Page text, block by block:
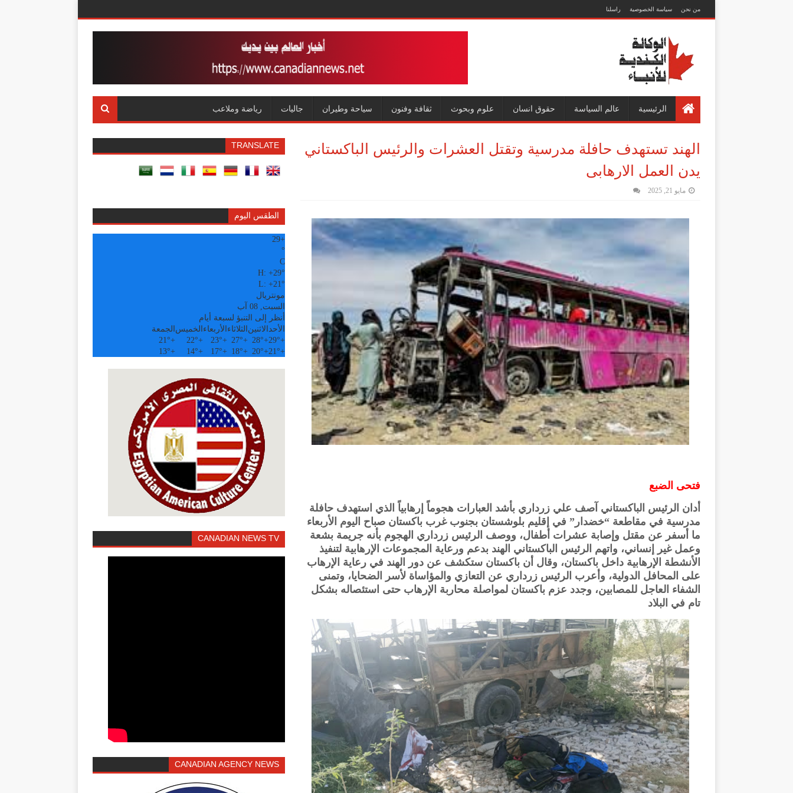
من نحن سياسة الخصوصية راسلنا
الرئيسية عالم السياسة حقوق انسان علوم وبحوث ثقافة وفنون سياحة وطيران جاليات رياضة وملاعب
الهند تستهدف حافلة مدرسية وتقتل العشرات والرئيس الباكستاني
يدن العمل الارهابى
مايو 21, 2025
فتحى الضبع
أدان الرئيس الباكستاني آصف علي زرداري بأشد العبارات هجوماً إرهابياً الذي استهدف حافلة
مدرسية في مقاطعة “خضدار” في إقليم بلوشستان بجنوب غرب باكستان صباح اليوم الأربعاء
ما أسفر عن مقتل وإصابة عشرات أطفال، ووصف الرئيس زرداري الهجوم بأنه جريمة بشعة
وعمل غير إنساني، واتهم الرئيس الباكستاني الهند بدعم ورعاية المجموعات الإرهابية لتنفيذ
الأنشطة الإرهابية داخل باكستان، وقال أن باكستان ستكشف عن دور الهند في رعاية الإرهاب
على المحافل الدولية، وأعرب الرئيس زرداري عن التعازي والمؤاساة لأسر الضحايا، وتمنى
الشفاء العاجل للمصابين، وجدد عزم باكستان لمواصلة محاربة الإرهاب حتى استئصاله بشكل
تام في البلاد
TRANSLATE
الطقس اليوم
+
29
°
C
H: +29°
L: +21°
مونتريال
السبت, 08 آب
أنظر إلى التنبؤ لسبعة أيام
الأحد الاثنين الثلاثاء الأربعاء الخميس الجمعة
+
29°
+
28°
+
27°
+
23°
+
22°
+
21°
+
21°
+
20°
+
18°
+
17°
+
14°
+
13°
CANADIAN NEWS TV
CANADIAN AGENCY NEWS